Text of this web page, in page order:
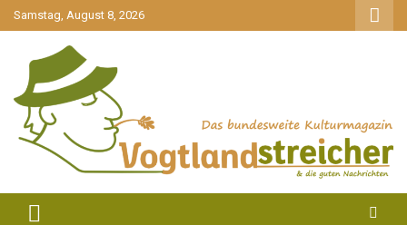
gehe
zum
Samstag, August 8, 2026
Vogtlandstreicher